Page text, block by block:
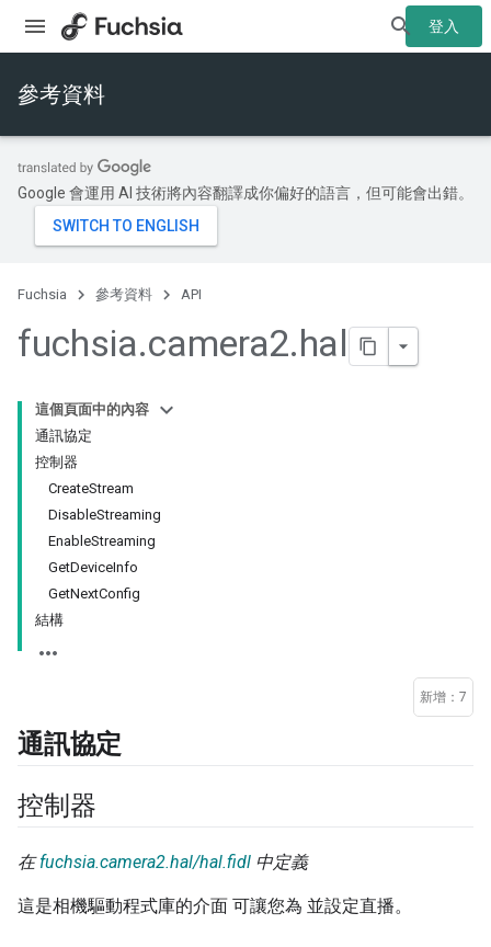
登入
參考資料
Google 會運用 AI 技術將內容翻譯成你偏好的語言，但可能會出錯。
Fuchsia 參考資料 API
fuchsia.camera2.hal
這個頁面中的內容
通訊協定
控制器
CreateStream
DisableStreaming
EnableStreaming
GetDeviceInfo
GetNextConfig
結構
新增：7
通訊協定
控制器
在fuchsia.camera2.hal/hal.fidl 中定義
這是相機驅動程式庫的介面 可讓您為 並設定直播。